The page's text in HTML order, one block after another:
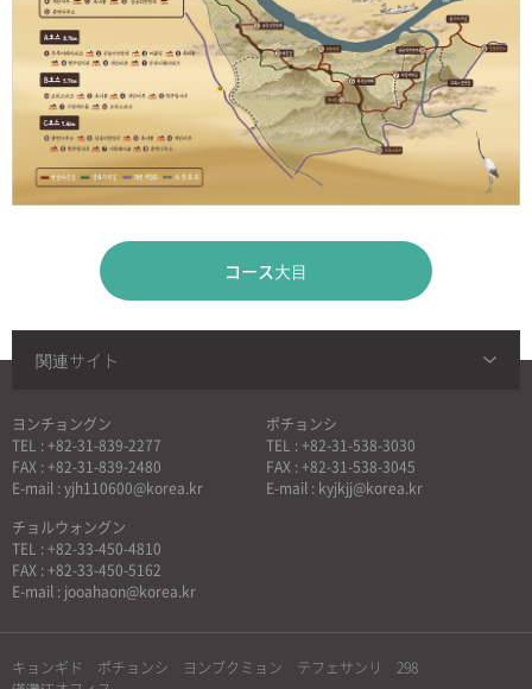
コース大目
ヨンチョングン
TEL : +82-31-839-2277
FAX : +82-31-839-2480
E-mail : yjh110600@korea.kr
ポチョンシ
TEL : +82-31-538-3030
FAX : +82-31-538-3045
E-mail : kyjkjj@korea.kr
チョルウォングン
TEL : +82-33-450-4810
FAX : +82-33-450-5162
E-mail : jooahaon@korea.kr
キョンギド ポチョンシ ヨンブクミョン テフェサンリ 298
関連サイト